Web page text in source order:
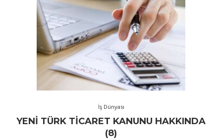
İş Dünyası
YENI TÜRK TICARET KANUNU HAKKINDA
(8)